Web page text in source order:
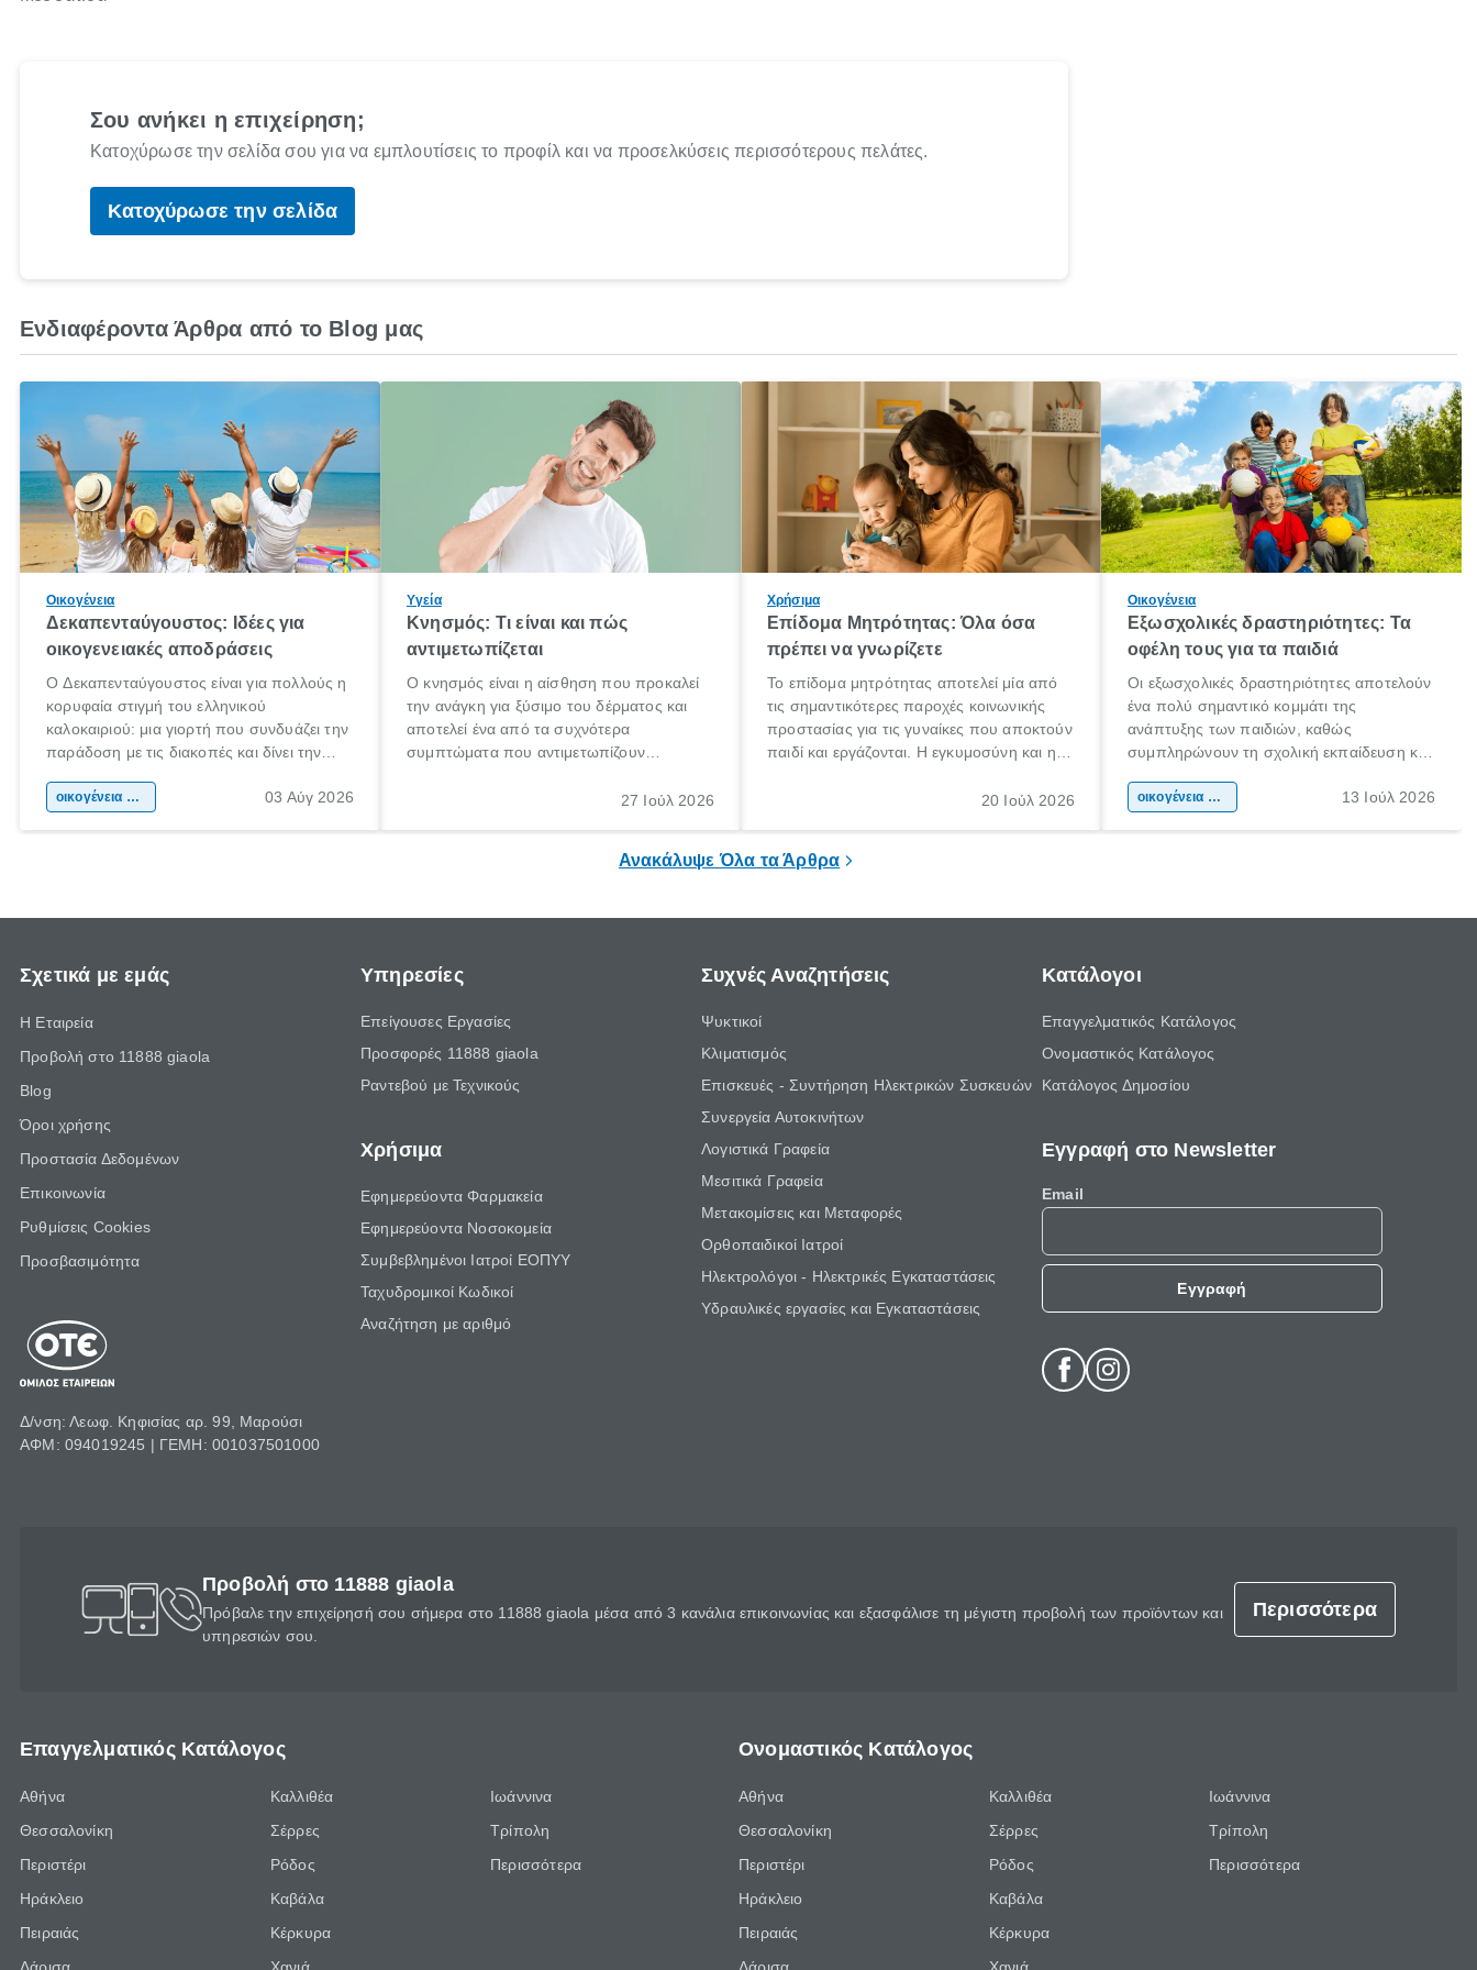
Σου ανήκει η επιχείρηση;
Κατοχύρωσε την σελίδα σου για να εμπλουτίσεις το προφίλ και να προσελκύσεις περισσότερους πελάτες.
Κατοχύρωσε την σελίδα
Ενδιαφέροντα Άρθρα από το Blog μας
Οικογένεια
Δεκαπενταύγουστος: Ιδέες για
οικογενειακές αποδράσεις
Ο Δεκαπενταύγουστος είναι για πολλούς η
κορυφαία στιγμή του ελληνικού
καλοκαιριού: μια γιορτή που συνδυάζει την
παράδοση με τις διακοπές και δίνει την
χώρας. Είτε πρόκειται για λίγες μέρες
οικογένεια & παιδί 03 Αύγ 2026
Υγεία
Κνησμός: Τι είναι και πώς
αντιμετωπίζεται
Ο κνησμός είναι η αίσθηση που προκαλεί
την ανάγκη για ξύσιμο του δέρματος και
αποτελεί ένα από τα συχνότερα
συμπτώματα που αντιμετωπίζουν
πληροφορίες για το «κνησμός τι είναι»,
27 Ιούλ 2026
Χρήσιμα
Επίδομα Μητρότητας: Όλα όσα
πρέπει να γνωρίζετε
Το επίδομα μητρότητας αποτελεί μία από
τις σημαντικότερες παροχές κοινωνικής
προστασίας για τις γυναίκες που αποκτούν
παιδί και εργάζονται. Η εγκυμοσύνη και η
σημαντική περίοδος στη ζωή κάθε20 Ιούλ 2026
Οικογένεια
Εξωσχολικές δραστηριότητες: Τα
οφέλη τους για τα παιδιά
Οι εξωσχολικές δραστηριότητες αποτελούν
ένα πολύ σημαντικό κομμάτι της
ανάπτυξης των παιδιών, καθώς
συμπληρώνουν τη σχολική εκπαίδευση και
της προσωπικότητας, της κοινωνικότητας
οικογένεια & παιδί 13 Ιούλ 2026
Ανακάλυψε Όλα τα Άρθρα
Σχετικά με εμάς
Η Εταιρεία
Προβολή στο 11888 giaola
Blog
Όροι χρήσης
Προστασία Δεδομένων
Επικοινωνία
Ρυθμίσεις Cookies
Προσβασιμότητα
Δ/νση: Λεωφ. Κηφισίας αρ. 99, Μαρούσι
ΑΦΜ: 094019245 | ΓΕΜΗ: 001037501000
Υπηρεσίες
Επείγουσες Εργασίες
Προσφορές 11888 giaola
Ραντεβού με Τεχνικούς
Χρήσιμα
Εφημερεύοντα Φαρμακεία
Εφημερεύοντα Νοσοκομεία
Συμβεβλημένοι Ιατροί ΕΟΠΥΥ
Ταχυδρομικοί Κωδικοί
Αναζήτηση με αριθμό
Συχνές Αναζητήσεις
Ψυκτικοί
Κλιματισμός
Επισκευές - Συντήρηση Ηλεκτρικών Συσκευών
Συνεργεία Αυτοκινήτων
Λογιστικά Γραφεία
Μεσιτικά Γραφεία
Μετακομίσεις και Μεταφορές
Ορθοπαιδικοί Ιατροί
Ηλεκτρολόγοι - Ηλεκτρικές Εγκαταστάσεις
Υδραυλικές εργασίες και Εγκαταστάσεις
Κατάλογοι
Επαγγελματικός Κατάλογος
Ονομαστικός Κατάλογος
Κατάλογος Δημοσίου
Εγγραφή στο Newsletter
Email
Εγγραφή
Προβολή στο 11888 giaola
Πρόβαλε την επιχείρησή σου σήμερα στο 11888 giaola μέσα από 3 κανάλια επικοινωνίας και εξασφάλισε τη μέγιστη προβολή των προϊόντων και
υπηρεσιών σου.
Περισσότερα
Επαγγελματικός Κατάλογος
Αθήνα
Θεσσαλονίκη
Περιστέρι
Ηράκλειο
Πειραιάς
Καλλιθέα
Σέρρες
Ρόδος
Καβάλα
Κέρκυρα
Ιωάννινα
Τρίπολη
Περισσότερα
Ονομαστικός Κατάλογος
Αθήνα
Θεσσαλονίκη
Περιστέρι
Ηράκλειο
Πειραιάς
Καλλιθέα
Σέρρες
Ρόδος
Καβάλα
Κέρκυρα
Ιωάννινα
Τρίπολη
Περισσότερα